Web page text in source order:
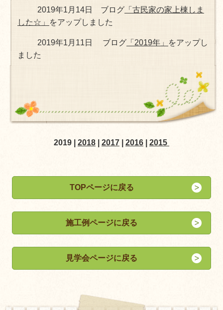
2019年1月14日 ブログ 「古民家の家上棟しま
した☆」
をアップしました
2019年1月11日 ブログ 「2019年」
をアップし
ました
2019 | 2018 2017 2016 2015
TOPページに戻る
施工例ページに戻る
見学会ページに戻る